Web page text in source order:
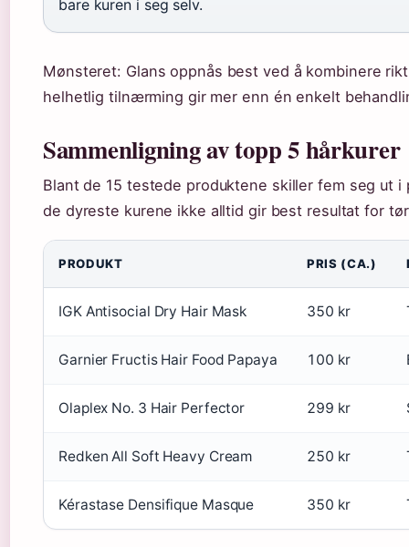
bare kuren i seg selv.
Mønsteret: Glans oppnås best ved å kombinere
helhetlig tilnærming gir mer enn én enkelt
Sammenligning av topp 5 hårkurer
Blant de 15 testede produktene skiller fem seg ut
de dyreste kurene ikke alltid gir best resultat for
PRODUKT PRIS (CA.)
IGK Antisocial Dry Hair Mask 350 kr
Garnier Fructis Hair Food Papaya 100 kr
Olaplex No. 3 Hair Perfector 299 kr
Redken All Soft Heavy Cream 250 kr
Kérastase Densifique Masque 350 kr